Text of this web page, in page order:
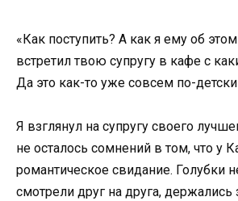
«Как поступить? А как я ему об
встретил твою супругу в кафе с
Да это как-то уже совсем по-
Я взглянул на супругу своего
не осталось сомнений в том, что у
романтическое свидание. Голубки
смотрели друг на друга, держались